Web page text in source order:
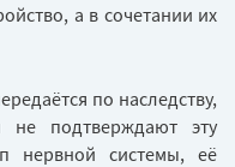
а в сочетании их
по наследству,
не подтверждают эту
нервной системы, её